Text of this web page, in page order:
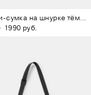
Мини-сумка на шнурке тёмно-серая
1990 руб.